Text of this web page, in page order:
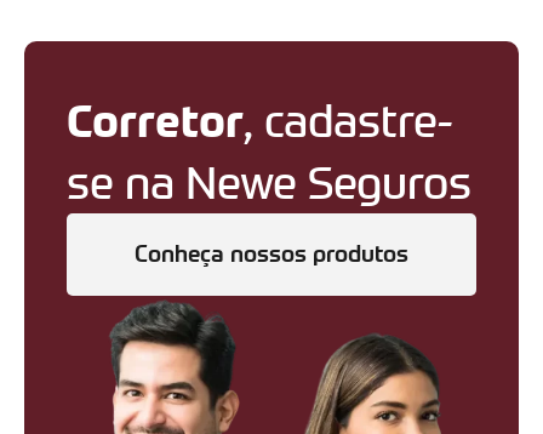
Corretor, cadastre-
se na Newe Seguros
Conheça nossos produtos